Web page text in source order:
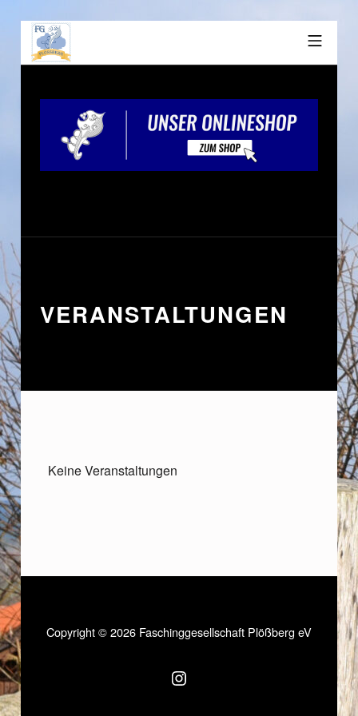
VERANSTALTUNGEN
Keine Veranstaltungen
Copyright © 2026 Faschinggesellschaft Plößberg eV